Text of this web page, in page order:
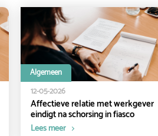
Algemeen
12-05-2026
Affectieve relatie met werkgever
eindigt na schorsing in fiasco
Lees meer